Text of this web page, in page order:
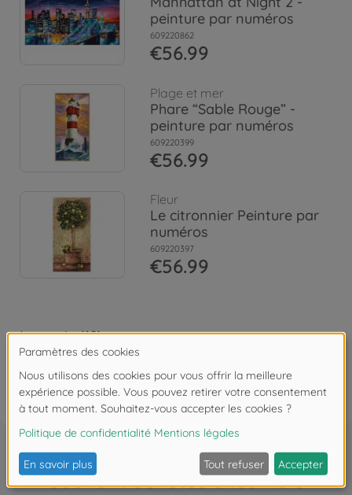
peinture par numéros
609220862
€56.99
Plage et mer
Phare “Sable Rouge” -
peinture par numéros
609220399
€56.99
Fleur
Le citronnier Peinture par
numéros
609220397
€56.99
Les avis (18)
FAQ (1)
Souvent achetés ensemble